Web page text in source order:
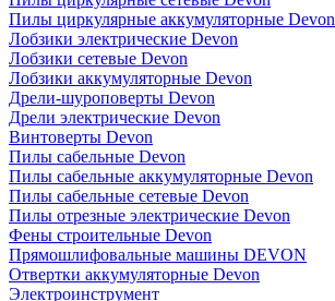
Пилы циркулярные аккумуляторные Devon
Лобзики электрические Devon
Лобзики сетевые Devon
Лобзики аккумуляторные Devon
Дрели-шуроповерты Devon
Дрели электрические Devon
Винтоверты Devon
Пилы сабельные Devon
Пилы сабельные аккумуляторные Devon
Пилы сабельные сетевые Devon
Пилы отрезные электрические Devon
Фены строительные Devon
Прямошлифовальные машины DEVON
Отвертки аккумуляторные Devon
Электроинструмент